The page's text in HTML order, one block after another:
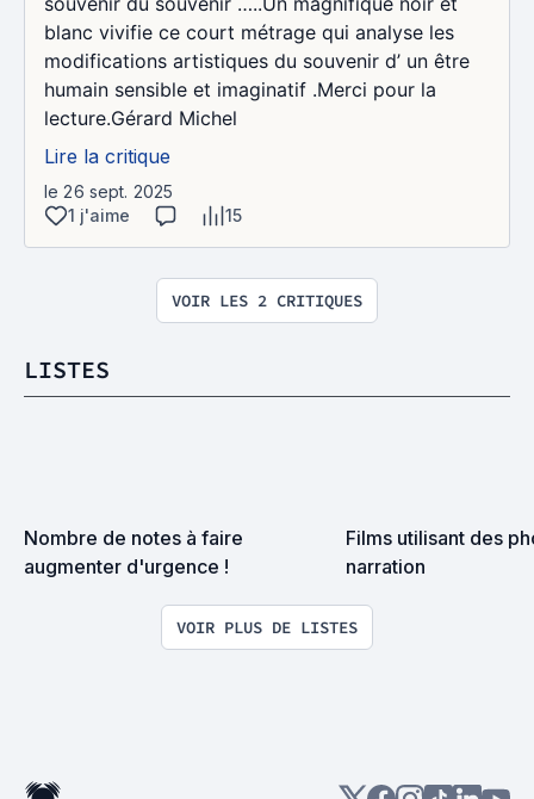
blanc vivifie ce court métrage qui analyse les
modifications artistiques du souvenir d’ un être
humain sensible et imaginatif .Merci pour la
lecture.Gérard Michel
Lire la critique
le 26 sept. 2025
1 j'aime
15
VOIR LES 2 CRITIQUES
LISTES
Nombre de notes à faire
augmenter d'urgence !
Films utilisant des
narration
VOIR PLUS DE LISTES